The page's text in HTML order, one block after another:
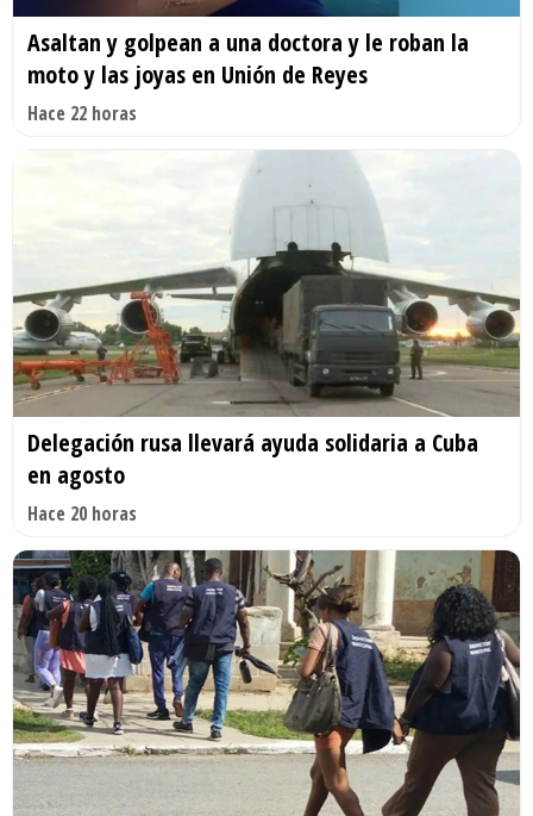
Asaltan y golpean a una doctora y le roban la
moto y las joyas en Unión de Reyes
Hace 22 horas
Delegación rusa llevará ayuda solidaria a Cuba
en agosto
Hace 20 horas